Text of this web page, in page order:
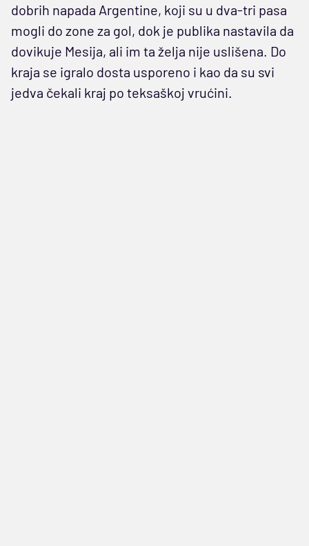
dobrih napada Argentine, koji su u dva-tri pasa
mogli do zone za gol, dok je publika nastavila da
dovikuje Mesija, ali im ta želja nije uslišena. Do
kraja se igralo dosta usporeno i kao da su svi
jedva čekali kraj po teksaškoj vrućini.